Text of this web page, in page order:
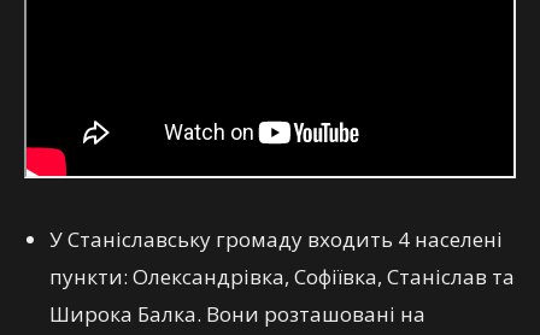
У Станіславську громаду входить 4 населені
пункти: Олександрівка, Софіївка, Станіслав та
Широка Балка. Вони розташовані на